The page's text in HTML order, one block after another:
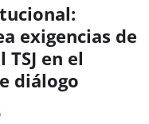
exigencias de
en el
diálogo